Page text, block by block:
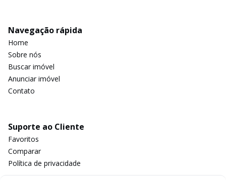
Navegação rápida
Home
Sobre nós
Buscar imóvel
Anunciar imóvel
Contato
Suporte ao Cliente
Favoritos
Comparar
Política de privacidade